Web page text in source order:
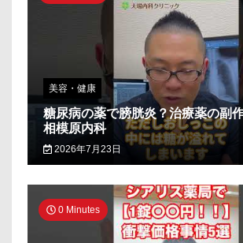
美容・健康
糖尿病の薬で膀胱炎？治療薬の副
相模原内科
2026年7月23日
0 Minutes